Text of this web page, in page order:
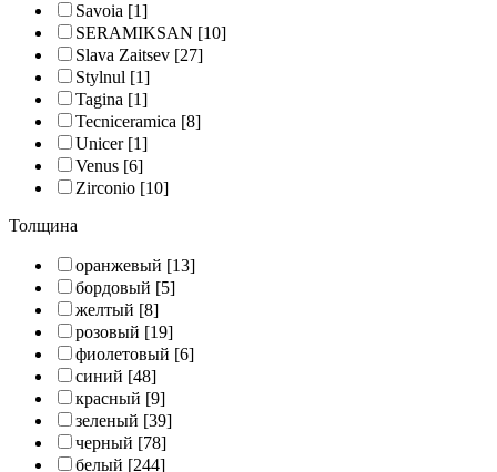
Savoia [1]
SERAMIKSAN [10]
Slava Zaitsev [27]
Stylnul [1]
Tagina [1]
Tecniceramica [8]
Unicer[1]
Venus [6]
Zirconio [10]
Толщина
оранжевый [13]
бордовый [5]
желтый [8]
розовый [19]
фиолетовый [6]
синий [48]
красный [9]
зеленый [39]
черный [78]
белый [244]